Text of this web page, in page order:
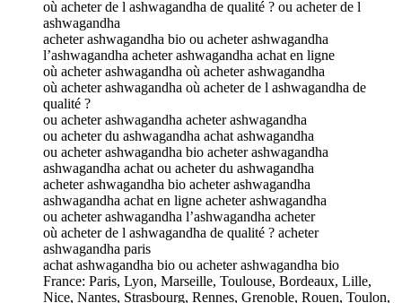
où acheter de l ashwagandha de qualité ? ou acheter de l
ashwagandha
acheter ashwagandha bio ou acheter ashwagandha
l’ashwagandha acheter ashwagandha achat en ligne
où acheter ashwagandha où acheter ashwagandha
où acheter ashwagandha où acheter de l ashwagandha de
qualité ?
ou acheter ashwagandha acheter ashwagandha
ou acheter du ashwagandha achat ashwagandha
ou acheter ashwagandha bio acheter ashwagandha
ashwagandha achat ou acheter du ashwagandha
acheter ashwagandha bio acheter ashwagandha
ashwagandha achat en ligne acheter ashwagandha
ou acheter ashwagandha l’ashwagandha acheter
où acheter de l ashwagandha de qualité ? acheter
ashwagandha paris
achat ashwagandha bio ou acheter ashwagandha bio
France: Paris, Lyon, Marseille, Toulouse, Bordeaux, Lille,
Nice, Nantes, Strasbourg, Rennes, Grenoble, Rouen, Toulon,